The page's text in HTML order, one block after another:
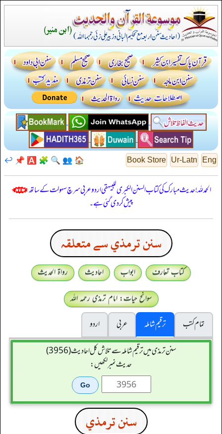
Eng
Ur-Latn
Book Store
🏠
👥
🔍
🧩
🅰️
📌
↩️
الحمدللہ! حدیث مبارک کی کتاب السنن الكبرى للبيهقي اردو عربی سرچ سہولت کے ساتھ
پیش کر دی گئی ہے۔
سنن ترمذي سے متعلقہ
کتاب تعارف ابواب احادیث
رواۃ الحدیث
سوانح حیات: امام ترمذی رحمہ اللہ
تمام کتب
ترقیم شاملہ عربی
اردو
سنن ترمذی میں ترقیم شاملہ سے تلاش کل احادیث (3956)
حدیث نمبر لکھیں:
سنن ترمذي